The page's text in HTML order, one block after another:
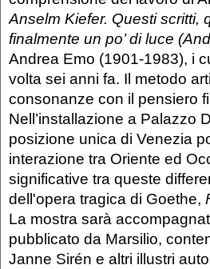
Anselm Kiefer. Questi scritti,
finalmente un po’ di luce
Andrea Emo (1901-1983), i
volta sei anni fa. Il metodo
consonanze con il pensiero
Nell’installazione a Palazzo
posizione unica di Venezia
interazione tra Oriente ed
significative tra queste
dell'opera tragica di Goethe,
La mostra sarà
pubblicato da Marsilio,
Janne Sirén e altri illustri